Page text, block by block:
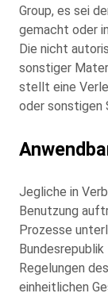
Group, es sei
gemacht oder
Die nicht
sonstiger
stellt eine
oder sonstigen
Jegliche in
Benutzung
Prozesse
Regelungen
einheitlichen